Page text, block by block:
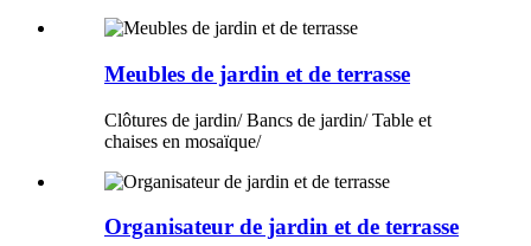
Meubles de jardin et de terrasse
Clôtures de jardin/ Bancs de jardin/ Table et
chaises en mosaïque/
Organisateur de jardin et de terrasse